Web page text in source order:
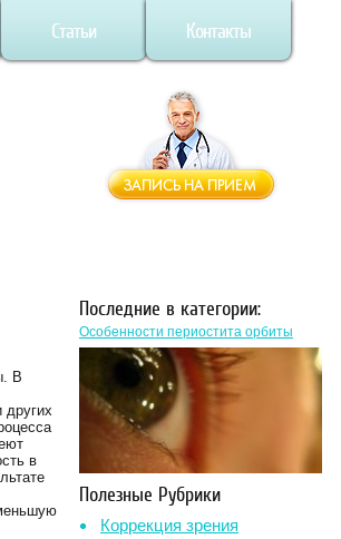
Статьи Контакты
В
других
в
Последние в категории:
Особенности периостита орбиты
Полезные Рубрики
Коррекция зрения